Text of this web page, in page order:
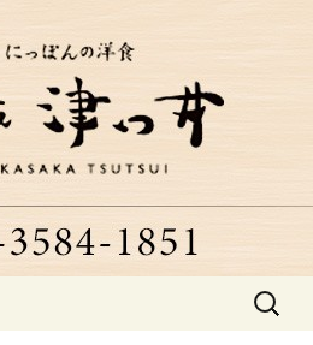
舗洋食店「津つ
知らせ
検